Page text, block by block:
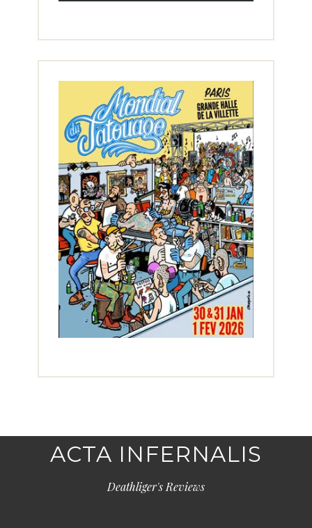
ACTA INFERNALIS
Deathliger's Reviews